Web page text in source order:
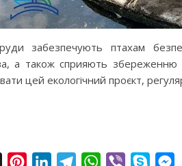
забезпечують птахам
а також сприяють збереженню
цей екологічний проєкт,
W